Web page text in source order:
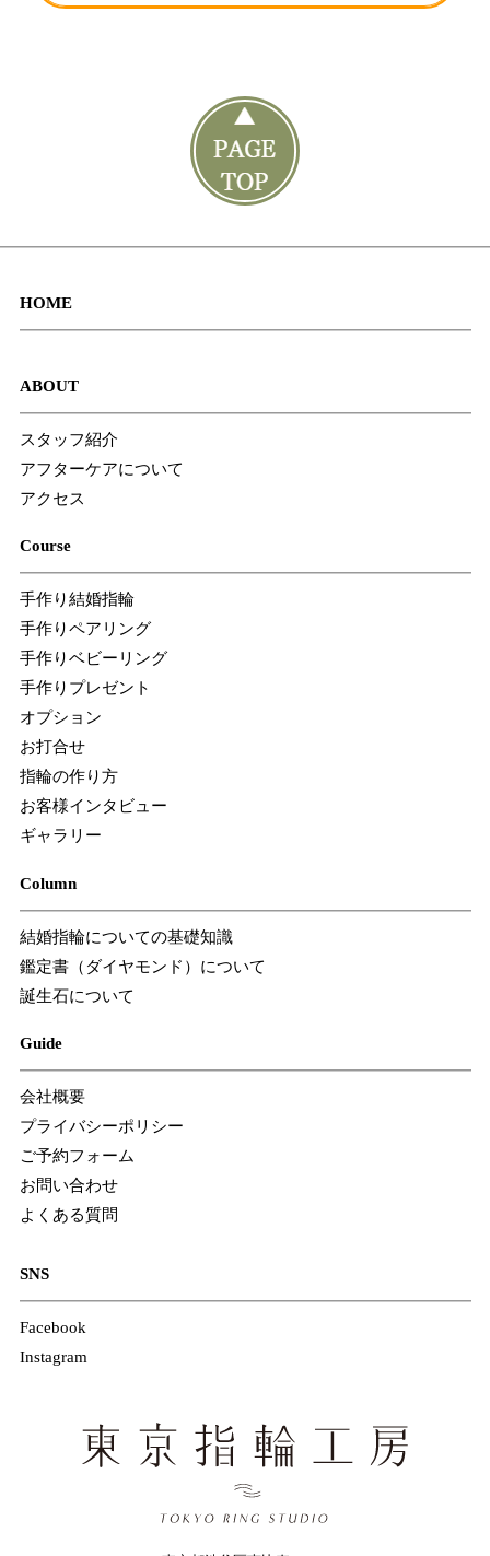
HOME
ABOUT
スタッフ紹介
アフターケアについて
アクセス
Course
手作り結婚指輪
手作りペアリング
手作りベビーリング
手作りプレゼント
オプション
お打合せ
指輪の作り方
お客様インタビュー
ギャラリー
Column
結婚指輪についての基礎知識
鑑定書（ダイヤモンド）について
誕生石について
Guide
会社概要
プライバシーポリシー
ご予約フォーム
お問い合わせ
よくある質問
SNS
Facebook
Instagram